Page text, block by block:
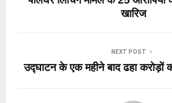
खारिज
NEXT POST
उद्घाटन के एक महीने बाद ढहा करोड़ों